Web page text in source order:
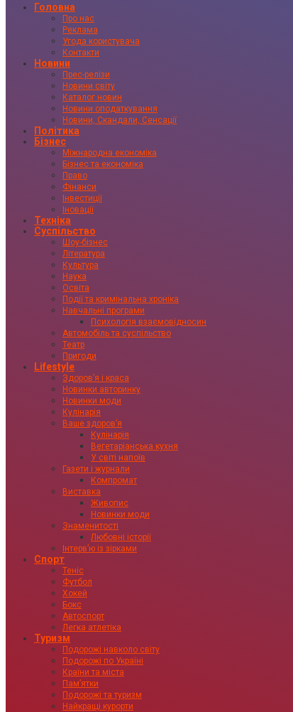
Головна
Про нас
Реклама
Угода користувача
Контакти
Новини
Прес-релізи
Новини світу
Каталог новин
Новини оподаткування
Новини, Скандали, Сенсації
Політика
Бізнес
Міжнародна економіка
Бізнес та економіка
Право
Фінанси
Інвестиції
Іновації
Техніка
Суспільство
Шоу-бізнес
Література
Культура
Наука
Освіта
Події та кримінальна хроніка
Навчальні програми
Психологія взаємовідносин
Автомобіль та суспільство
Театр
Пригоди
Lifestyle
Здоровʼя і краса
Новинки авторинку
Новинки моди
Кулінарія
Ваше здоровʼя
Кулінарія
Вегетаріанська кухня
У світі напоїв
Газети і журнали
Компромат
Виставка
Живопис
Новинки моди
Знаменитості
Любовні історії
Інтервʼю із зірками
Спорт
Теніс
Футбол
Хокей
Бокс
Автоспорт
Легка атлетіка
Туризм
Подорожі навколо світу
Подорожі по Україні
Країни та міста
Пам’ятки
Подорожі та туризм
Найкращі курорти